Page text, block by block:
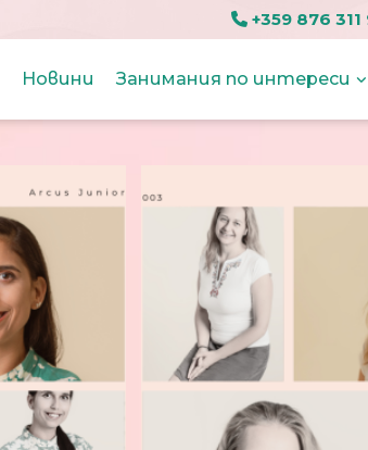
+359 876 311
Новини Занимания по интереси